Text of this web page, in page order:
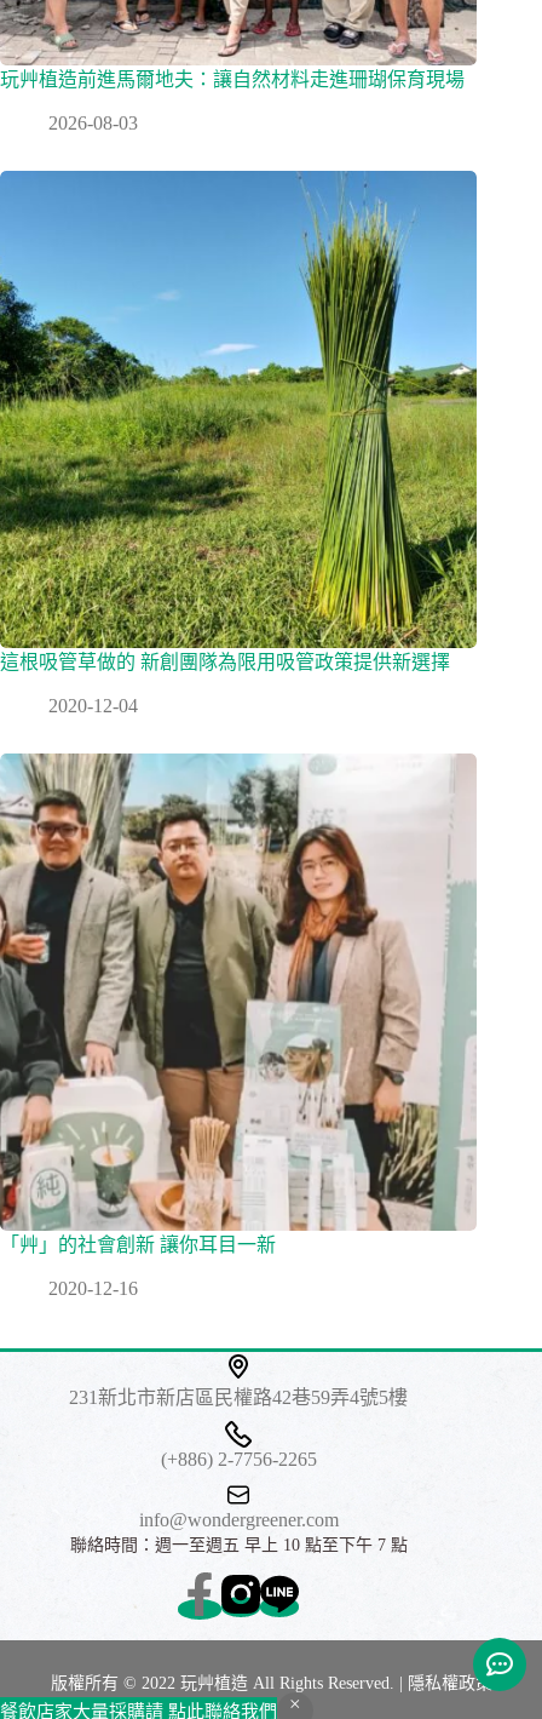
餐飲店家大量採購請 點此聯絡我們
玩艸植造前進馬爾地夫：讓自然材料走進珊瑚保育現場
2026-08-03
這根吸管草做的 新創團隊為限用吸管政策提供新選擇
2020-12-04
「艸」的社會創新 讓你耳目一新
2020-12-16
231新北市新店區民權路42巷59弄4號5樓
(+886) 2-7756-2265
info@wondergreener.com
​聯絡時間：週一至週五 早上 10 點至下午 7 點
版權所有 © 2022 玩艸植造 All Rights Reserved. | 隱私權政策